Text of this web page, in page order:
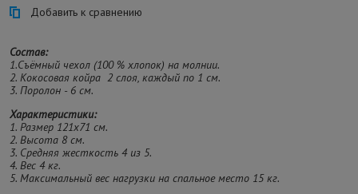
Добавить к сравнению
Состав:
1.Съёмный чехол (100 % хлопок) на молнии.
2. Кокосовая койра 2 слоя, каждый по 1 см.
3. Поролон - 6 см.
Характеристики:
1. Размер 121х71 см.
2. Высота 8 см.
3. Средняя жесткость 4 из 5.
4. Вес 4 кг.
5. Максимальный вес нагрузки на спальное место 15 кг.